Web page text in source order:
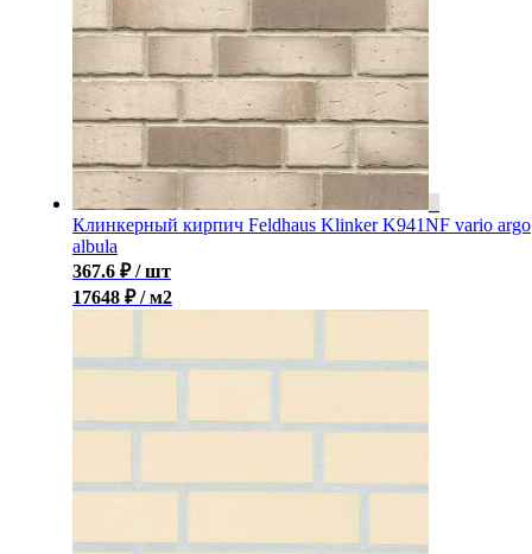
Клинкерный кирпич Feldhaus Klinker K941NF vario argo
albula
367.6 ₽ / шт
17648 ₽ / м2